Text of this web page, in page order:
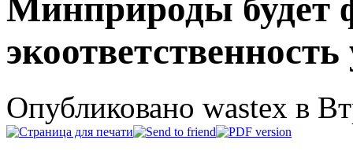
Минприроды будет
Опубликовано wastex в